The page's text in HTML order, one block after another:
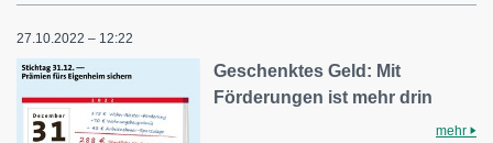
27.10.2022 – 12:22
Geschenktes Geld: Mit
Förderungen ist mehr drin
mehr